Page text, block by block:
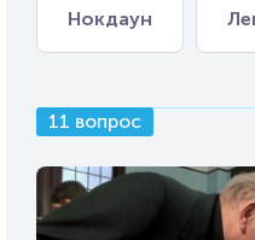
Нокдаун
11 вопрос